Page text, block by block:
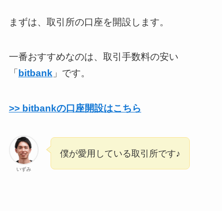
まずは、取引所の口座を開設します。
一番おすすめなのは、取引手数料の安い
「 bitbank」です。
>> bitbankの口座開設はこちら
いずみ
僕が愛用している取引所です♪